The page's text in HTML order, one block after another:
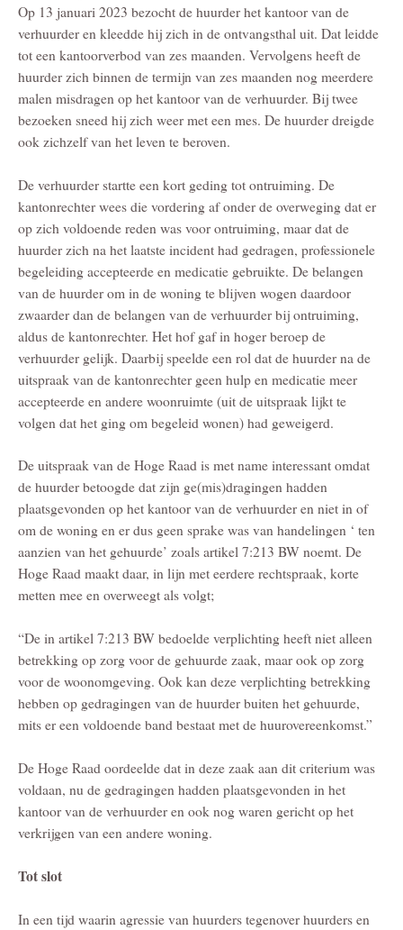
Op 13 januari 2023 bezocht de huurder het kantoor van de
verhuurder en kleedde hij zich in de ontvangsthal uit. Dat leidde
tot een kantoorverbod van zes maanden. Vervolgens heeft de
huurder zich binnen de termijn van zes maanden nog meerdere
malen misdragen op het kantoor van de verhuurder. Bij twee
bezoeken sneed hij zich weer met een mes. De huurder dreigde
ook zichzelf van het leven te beroven.
De verhuurder startte een kort geding tot ontruiming. De
kantonrechter wees die vordering af onder de overweging dat er
op zich voldoende reden was voor ontruiming, maar dat de
huurder zich na het laatste incident had gedragen, professionele
begeleiding accepteerde en medicatie gebruikte. De belangen
van de huurder om in de woning te blijven wogen daardoor
zwaarder dan de belangen van de verhuurder bij ontruiming,
aldus de kantonrechter. Het hof gaf in hoger beroep de
verhuurder gelijk. Daarbij speelde een rol dat de huurder na de
uitspraak van de kantonrechter geen hulp en medicatie meer
accepteerde en andere woonruimte (uit de uitspraak lijkt te
volgen dat het ging om begeleid wonen) had geweigerd.
De uitspraak van de Hoge Raad is met name interessant omdat
de huurder betoogde dat zijn ge(mis)dragingen hadden
plaatsgevonden op het kantoor van de verhuurder en niet in of
om de woning en er dus geen sprake was van handelingen ‘ ten
aanzien van het gehuurde’ zoals artikel 7:213 BW noemt. De
Hoge Raad maakt daar, in lijn met eerdere rechtspraak, korte
metten mee en overweegt als volgt;
“De in artikel 7:213 BW bedoelde verplichting heeft niet alleen
betrekking op zorg voor de gehuurde zaak, maar ook op zorg
voor de woonomgeving. Ook kan deze verplichting betrekking
hebben op gedragingen van de huurder buiten het gehuurde,
mits er een voldoende band bestaat met de huurovereenkomst.”
De Hoge Raad oordeelde dat in deze zaak aan dit criterium was
voldaan, nu de gedragingen hadden plaatsgevonden in het
kantoor van de verhuurder en ook nog waren gericht op het
verkrijgen van een andere woning.
Tot slot
In een tijd waarin agressie van huurders tegenover huurders en